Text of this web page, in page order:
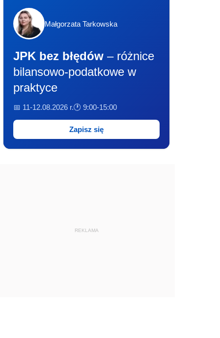
Małgorzata Tarkowska
JPK bez błędów – różnice
bilansowo-podatkowe w
praktyce
📅 11-12.08.2026 r.🕐 9:00-15:00
Zapisz się
REKLAMA